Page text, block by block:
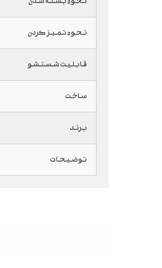
نحوه تمیز کردن
قابلیت شستشو
ساخت
برند
توضیحات